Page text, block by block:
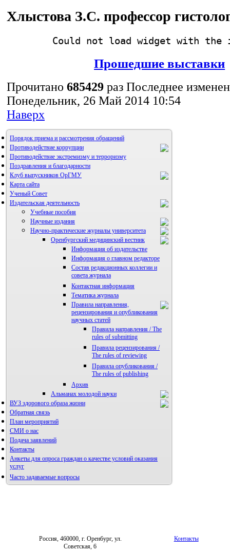
Хлыстова З.С. профессор
Could not load widget with the
Прошедшие выставки
Прочитано 685429 раз Последнее
Понедельник, 26 Май 2014 10:54
Наверх
Порядок приема и рассмотрения обращений
Противодействие коррупции
Противодействие экстремизму и терроризму
Поздравления и благодарности
Клуб выпускников ОрГМУ
Карта сайта
Ученый Совет
Издательская деятельность
Учебные пособия
Научные издания
Научно-практические журналы университета
Оренбургский медицинский вестник
Информация об издательстве
Информация о главном редакторе
Состав редакционных коллегии и
совета журнала
Контактная информация
Тематика журнала
Правила направления,
рецензирования и опубликования
научных статей
Правила направления / The
rules of submitting
Правила рецензирования /
The rules of reviewing
Правила опубликования /
The rules of publishing
Архив
Альманах молодой науки
Редакция журнала
ВУЗ здорового образа жизни
Фотогалерея
Обратная связь
План мероприятий
СМИ о нас
Подача заявлений
Контакты
Анкеты для опроса граждан о качестве условий оказания
услуг
Часто задаваемые вопросы
Россия, 460000, г. Оренбург, ул.
Советская, 6
Контакты